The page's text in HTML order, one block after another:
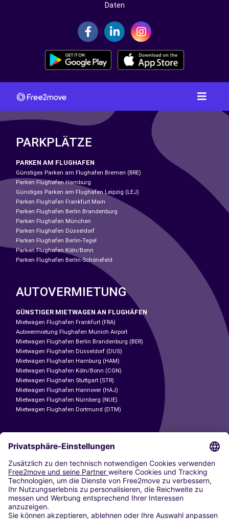
Daten
PARKPLÄTZE
PARKEN AM FLUGHAFEN
Günstiges Parken am Flughafen Bremen (BRE)
Parken Flughafen Hamburg
Günstiges Parken am Flughafen Leipzig (LEJ)
Parken Flughafen Frankfurt Main
Parken Flughafen Berlin Brandenburg
Parken Flughafen München
Parken Flughafen Düsseldorf
Parken Flughafen Berlin-Tegel
Parken Flughafen Köln/Bonn
Parken Flughafen Berlin-Schönefeld
AUTOVERMIETUNG
GÜNSTIGER MIETWAGEN AN FLUGHÄFEN
Mietwagen Flughafen Frankfurt (FRA)
Autovermietung Flughafen Munich Airport
Mietwagen Flughafen Berlin Brandenburg (BER)
Mietwagen Flughafen Düsseldorf (DUS)
Mietwagen Flughafen Hamburg (HAM)
Mietwagen Flughafen Köln/Bonn (CGN)
Mietwagen Flughafen Stuttgart (STR)
Mietwagen Flughafen Hannover (HAJ)
Mietwagen Flughafen Nürnberg (NUE)
Mietwagen Flughafen Dortmund (DTM)
CARSHARING
UNSERE STÄDTE
Paris
Madrid
Washington DC
Mailand
Rom